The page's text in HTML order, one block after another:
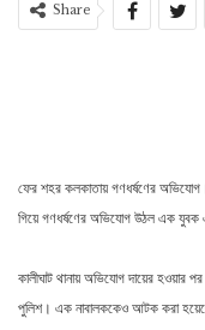
Share
ফের শহর কলকাতায় গণধর্ষণের অভিযোগ।
গিয়ে গণধর্ষণের অভিযোগ উঠল এক যুবক
কালীঘাট থানায় অভিযোগ দায়ের
পুলিশ। এক নাবালককেও আটক করা